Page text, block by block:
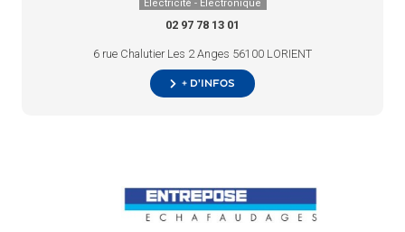
Électricité - Électronique
02 97 78 13 01
6 rue Chalutier Les 2 Anges 56100 LORIENT
+ d’infos